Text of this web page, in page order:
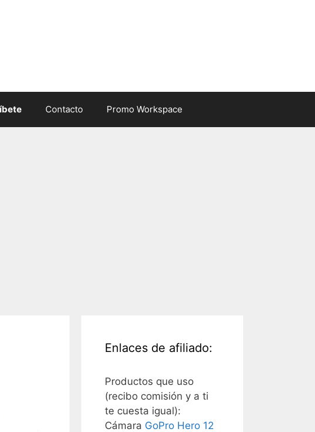
Contacto Promo Workspace
Enlaces de afiliado:
Productos que uso
(recibo comisión y a ti
te cuesta igual):
Cámara GoPro Hero 12